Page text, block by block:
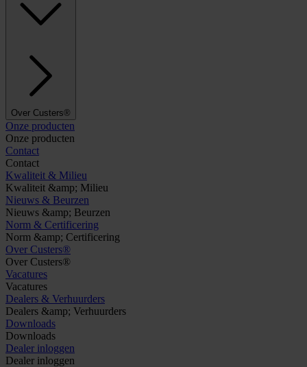
Over Custers®
Onze producten
Onze producten
Contact
Contact
Kwaliteit & Milieu
Kwaliteit &amp; Milieu
Nieuws & Beurzen
Nieuws &amp; Beurzen
Norm & Certificering
Norm &amp; Certificering
Over Custers®
Over Custers®
Vacatures
Vacatures
Dealers & Verhuurders
Dealers &amp; Verhuurders
Downloads
Downloads
Dealer inloggen
Dealer inloggen